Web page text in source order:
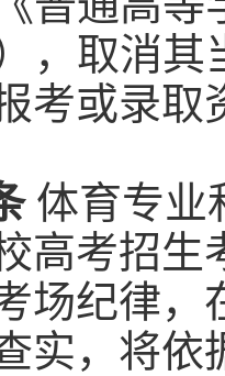
，取消
考或录取
体育专业
高考招生
场纪律，
实，将